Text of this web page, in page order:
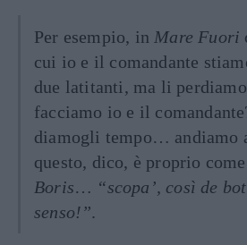
Per esempio, in Mare Fuori
cui io e il comandante
due latitanti, ma li
facciamo io e il
diamogli tempo… andiamo
questo, dico, è proprio
Boris… “scopa’, così de
senso!”.